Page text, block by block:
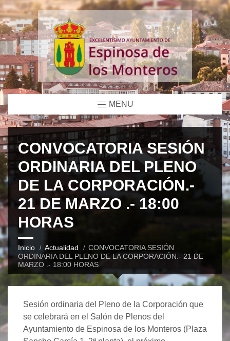
MENU
CONVOCATORIA SESIÓN
ORDINARIA DEL PLENO
DE LA CORPORACIÓN.-
21 DE MARZO .- 18:00
HORAS
Inicio Actualidad
CONVOCATORIA SESIÓN
ORDINARIA DEL PLENO DE LA CORPORACIÓN.- 21 DE
MARZO .- 18:00 HORAS
Sesión ordinaria del Pleno de la Corporación que
se celebrará en el Salón de Plenos del
Ayuntamiento de Espinosa de los Monteros (Plaza